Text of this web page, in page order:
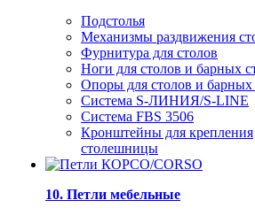
Подстолья
Механизмы раздвижения
Фурнитура для столов
Ноги для столов и барных
Опоры для столов и барных
Система S-ЛИНИЯ/S-LINE
Система FBS 3506
Кронштейны для крепления
столешницы
10. Петли мебельные